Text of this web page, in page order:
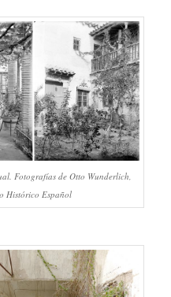
Fotografías de Otto Wunderlich,
Histórico Español